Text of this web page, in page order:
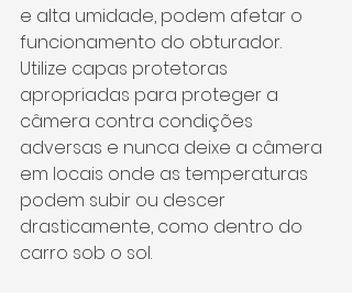
e alta umidade, podem afetar o
funcionamento do obturador.
Utilize capas protetoras
apropriadas para proteger a
câmera contra condições
adversas e nunca deixe a câmera
em locais onde as temperaturas
podem subir ou descer
drasticamente, como dentro do
carro sob o sol.